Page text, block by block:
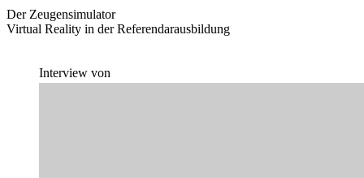
Der Zeugensimulator
Virtual Reality in der Referendarausbildung
Interview von